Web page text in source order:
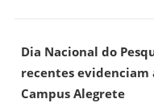
Dia Nacional do
recentes evidenciam
Campus Alegrete